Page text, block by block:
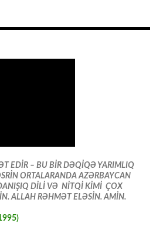
EDİR – BU BİR DƏQİQƏ YARIMLIQ
ORTALARANDA AZƏRBAYCAN
DİLİ VƏ NİTQİ KİMİ ÇOX
ALLAH RƏHMƏT ELƏSİN. AMİN.